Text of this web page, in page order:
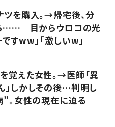
ツを購入。→帰宅後、分
…… 目からウロコの光
すww」「激しいw」
覚えた女性。→医師「異
」しかしその後…判明し
。女性の現在に迫る